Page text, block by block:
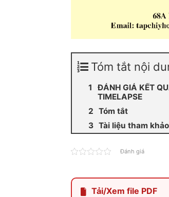
Tóm tắt nội
ĐÁNH GIÁ KẾT
TIMELAPSE
Tóm tắt
Tài liệu tham khảo
Đánh giá
Tải/Xem file PDF